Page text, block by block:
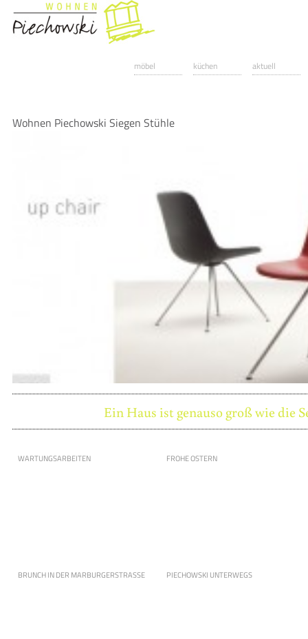
möbel küchen aktuell
Wohnen Piechowski Siegen Stühle
Ein Haus ist genauso groß wie die
WARTUNGSARBEITEN FROHE OSTERN
BRUNCH IN DER MARBURGERSTRASSE PIECHOWSKI UNTERWEGS